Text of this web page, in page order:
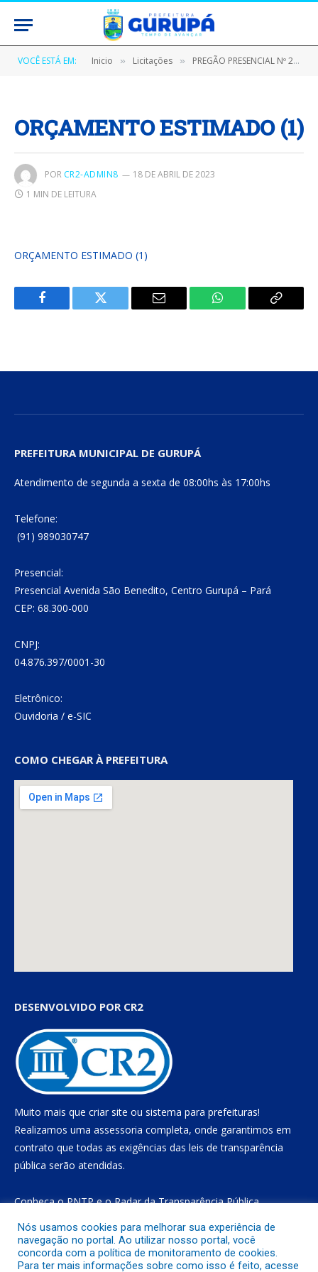
VOCÊ ESTÁ EM: Inicio » Licitações » PREGÃO PRESENCIAL Nº 290301/2023 (AQUISIÇÃO DE SERVIÇOS DE MANUTENÇÃO DE CENTRAL DE AR, COM REPOSIÇÃO DE PEÇAS E ACESSÓRIOS)
ORÇAMENTO ESTIMADO (1)
POR CR2-ADMIN8
18 DE ABRIL DE 2023
1 MIN DE LEITURA
ORÇAMENTO ESTIMADO (1)
Facebook Twitter
E-
WhatsApp Copiar
PREFEITURA MUNICIPAL DE GURUPÁ
Atendimento de segunda a sexta de 08:00hs às 17:00hs
Telefone:
(91) 989030747
Presencial:
Presencial Avenida São Benedito, Centro Gurupá – Pará
CEP: 68.300-000
CNPJ:
04.876.397/0001-30
Eletrônico:
Ouvidoria / e-SIC
COMO CHEGAR À PREFEITURA
DESENVOLVIDO POR CR2
Muito mais que criar site ou sistema para prefeituras!
Realizamos uma assessoria completa, onde garantimos em
contrato que todas as exigências das leis de transparência
pública serão atendidas.
Conheça oPNTPe oRadar da Transparência Pública
Todos os direitos reservados a Prefeitura Municipal de Gurupá
Nós usamos cookies para melhorar sua experiência de
navegação no portal. Ao utilizar nosso portal, você
concorda com a política de monitoramento de cookies.
Para ter mais informações sobre como isso é feito, acesse